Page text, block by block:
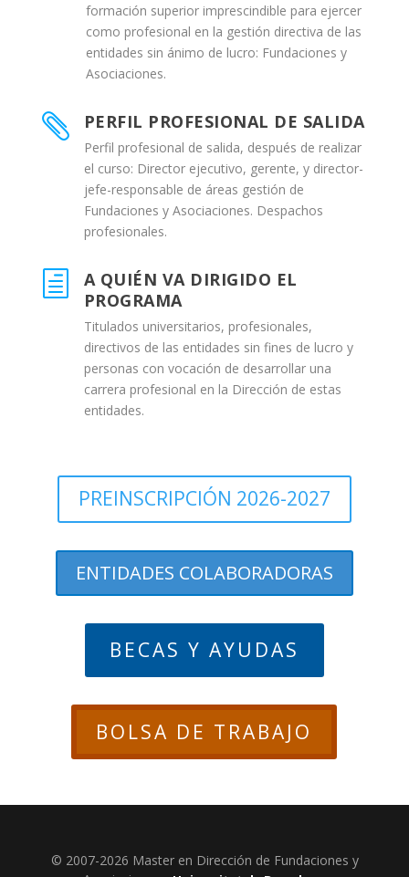
formación superior imprescindible para ejercer
como profesional en la gestión directiva de las
entidades sin ánimo de lucro: Fundaciones y
Asociaciones.
 PERFIL PROFESIONAL DE SALIDA
Perfil profesional de salida, después de realizar
el curso: Director ejecutivo, gerente, y director-
jefe-responsable de áreas gestión de
Fundaciones y Asociaciones. Despachos
profesionales.
h
A QUIÉN VA DIRIGIDO EL
PROGRAMA
Titulados universitarios, profesionales,
directivos de las entidades sin fines de lucro y
personas con vocación de desarrollar una
carrera profesional en la Dirección de estas
entidades.
PREINSCRIPCIÓN 2026-2027
ENTIDADES COLABORADORAS
BECAS Y AYUDAS
BOLSA DE TRABAJO
© 2007-2026 Master en Dirección de Fundaciones y